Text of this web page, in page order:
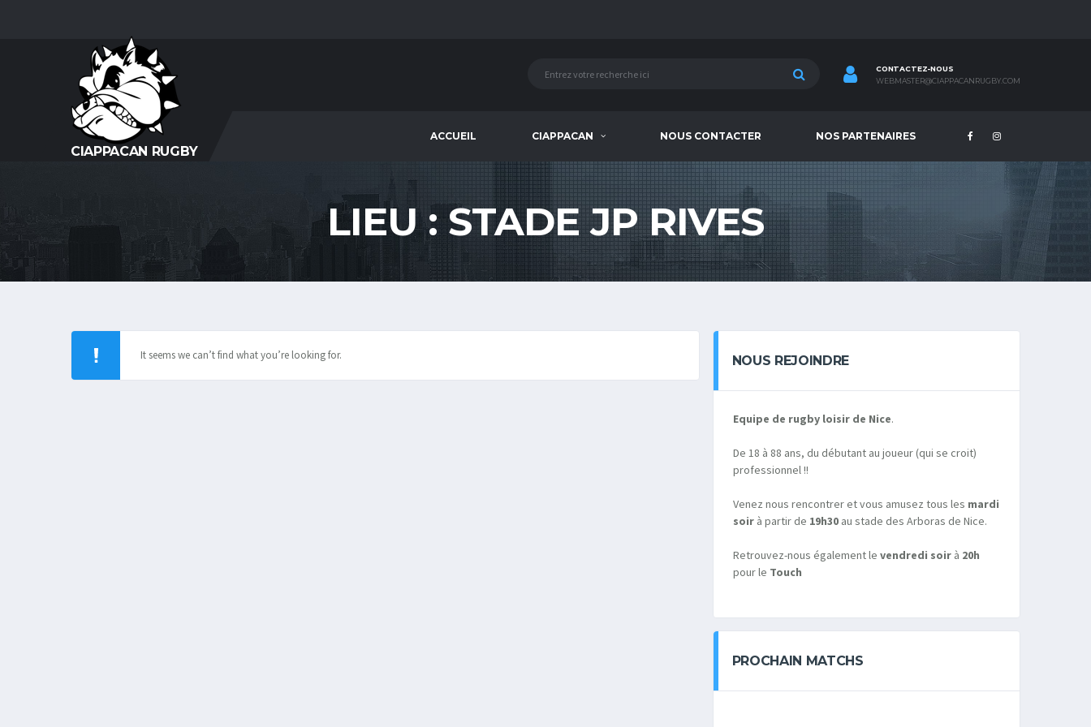
CONTACTEZ-NOUS
WEBMASTER@CIAPPACANRUGBY.COM
CIAPPACAN RUGBY
ACCUEIL CIAPPACAN NOUS CONTACTER NOS PARTENAIRES
LIEU :STADE JP RIVES
It seems we can’t find what you’re looking for. NOUS REJOINDRE
Equipe de rugby loisir de Nice.
De 18 à 88 ans, du débutant au joueur (qui se croit)
professionnel !!
Venez nous rencontrer et vous amusez tous les mardi
soir à partir de 19h30au stade des Arboras de Nice.
Retrouvez-nous également le vendredi soirà 20h
pour le Touch
PROCHAIN MATCHS